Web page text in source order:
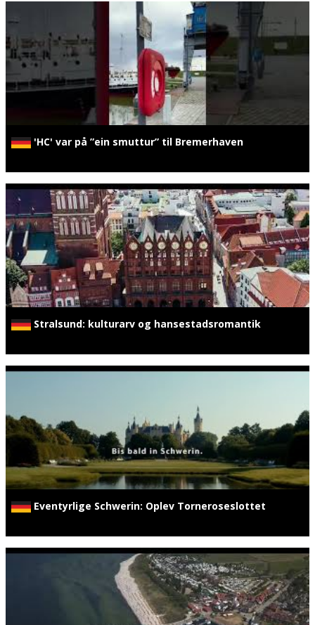
'HC' var på ”ein smuttur” til Bremerhaven
Stralsund: kulturarv og hansestadsromantik
Eventyrlige Schwerin: Oplev Torneroseslottet